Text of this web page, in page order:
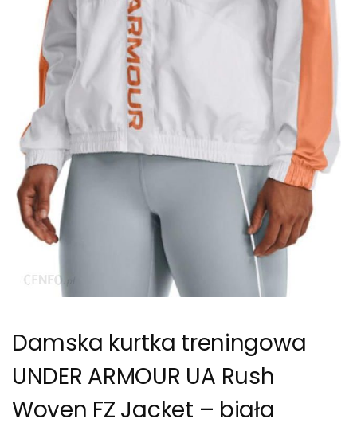
Damska kurtka treningowa
UNDER ARMOUR UA Rush
Woven FZ Jacket – biała